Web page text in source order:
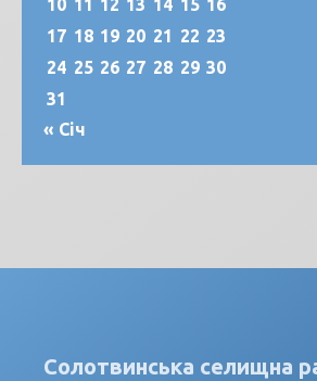
10 11 12 13 14 15 16
17 18 19 20 21 22 23
24 25 26 27 28 29 30
31
« Січ
Солотвинська селищна